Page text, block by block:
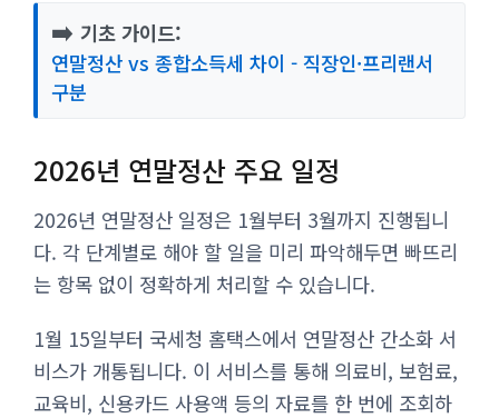
➡️ 기초 가이드:
연말정산 vs 종합소득세 차이 - 직장인·프리랜서
구분
2026년 연말정산 주요 일정
2026년 연말정산 일정은 1월부터 3월까지 진행됩니
다. 각 단계별로 해야 할 일을 미리 파악해두면 빠뜨리
는 항목 없이 정확하게 처리할 수 있습니다.
1월 15일부터 국세청 홈택스에서 연말정산 간소화 서
비스가 개통됩니다. 이 서비스를 통해 의료비, 보험료,
교육비, 신용카드 사용액 등의 자료를 한 번에 조회하